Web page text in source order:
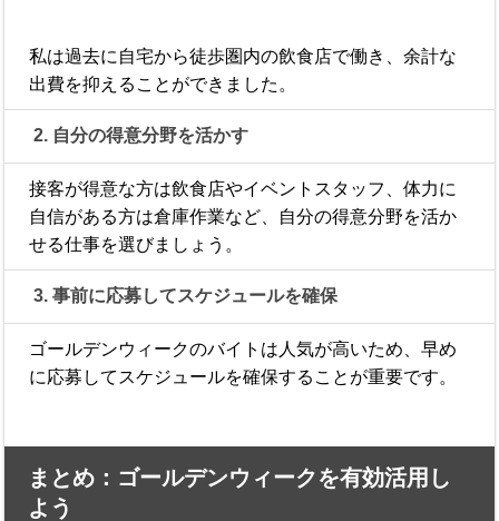
私は過去に自宅から徒歩圏内の飲食店で働き、余計な
出費を抑えることができました。
2. 自分の得意分野を活かす
接客が得意な方は飲食店やイベントスタッフ、体力に
自信がある方は倉庫作業など、自分の得意分野を活か
せる仕事を選びましょう。
3. 事前に応募してスケジュールを確保
ゴールデンウィークのバイトは人気が高いため、早め
に応募してスケジュールを確保することが重要です。
まとめ：ゴールデンウィークを有効活用し
よう